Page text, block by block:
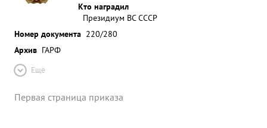
Кто наградил
Президиум ВС СССР
Номер документа 220/280
Архив ГАРФ
Ещё
Первая страница приказа